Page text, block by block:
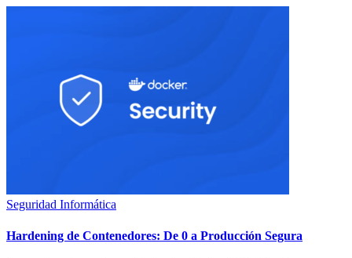
Seguridad Informática
Hardening de Contenedores: De 0 a Producción Segura